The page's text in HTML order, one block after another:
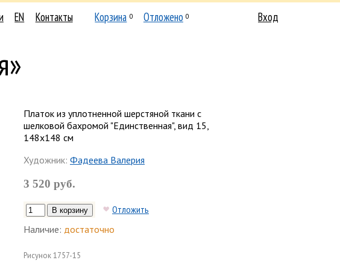
EN Контакты Корзина 0 Отложено 0 Вход
Платок из уплотненной шерстяной ткани с
шелковой бахромой "Единственная", вид 15,
148х148 см
Художник: Фадеева Валерия
3 520 руб.
Отложить
Наличие: достаточно
Рисунок1757-15